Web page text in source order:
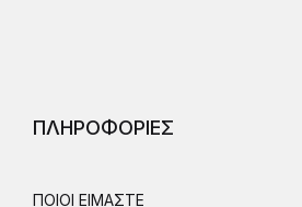
ΠΛΗΡΟΦΟΡΙΕΣ
ΠΟΙΟΙ ΕΙΜΑΣΤΕ